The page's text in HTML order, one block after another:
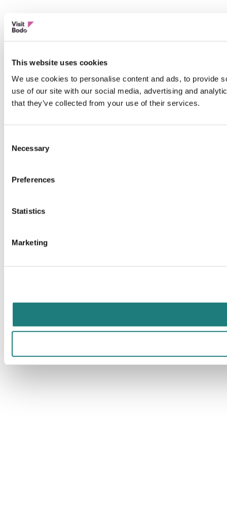
This website uses cookies
We use cookies to personalise content and ads, to provide
use of our site with our social media, advertising and
that they’ve collected from your use of their services.
Selection
Necessary
Preferences
Statistics
Marketing